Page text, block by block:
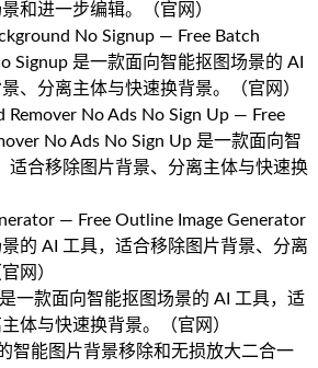
和进一步编辑。（官网 ）
No Signup — Free Batch
Signup 是一款面向智能抠图场景的 AI
、分离主体与快速换背景。（官网 ）
Remover No Ads No Sign Up — Free
No Ads No Sign Up 是一款面向智
适合移除图片背景、分离主体与快速换
— Free Outline Image Generator
的 AI 工具，适合移除图片背景、分离
官网 ）
一款面向智能抠图场景的 AI 工具，适
体与快速换背景。（官网 ）
智能图片背景移除和无损放大二合一